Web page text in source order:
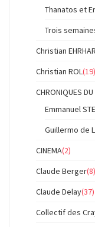
Thanatos et
Trois
Christian
Christian ROL(19)
CHRONIQUES
Emmanuel
Guillermo de
CINEMA(2)
Claude Berger(8)
Claude Delay(37)
Collectif des